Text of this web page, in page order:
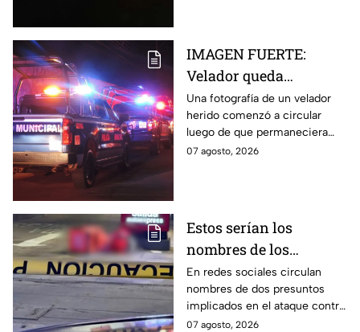
IMAGEN FUERTE:
Velador queda
gravemente herido tras
ataque con arma
blanca en
Aguascalientes
Una fotografía de un velador
herido comenzó a circular
luego de que permaneciera
varias horas hospitalizado tras
07 agosto, 2026
Estos serían los
nombres de los
presuntos implicados
en ataque contra César
Gastélum en Culiacán
En redes sociales circulan
nombres de dos presuntos
implicados en el ataque contra
el creador de contenido César
07 agosto, 2026